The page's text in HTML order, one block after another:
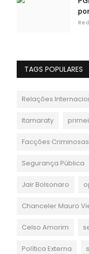
TAGS POPULARES
Relações
Itamaraty
Facções Criminosas
Segurança Pública
Jair Bolsonaro
Chanceler Mauro
Celso Amorim
Política Externa